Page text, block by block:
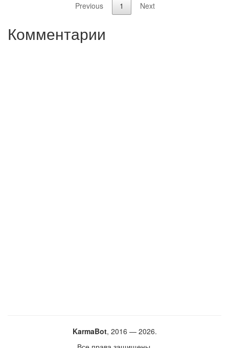
Previous
1 Next
Комментарии
KarmaBot, 2016 — 2026.